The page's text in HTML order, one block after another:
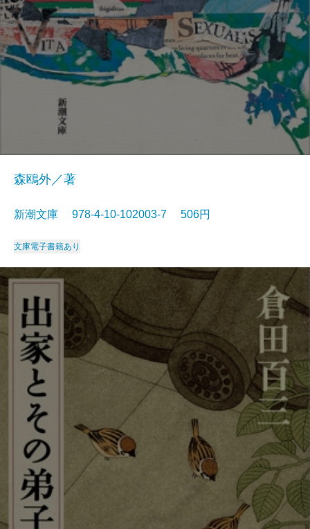
森鴎外／著
新潮文庫 978-4-10-102003-7 506円
文庫電子書籍あり